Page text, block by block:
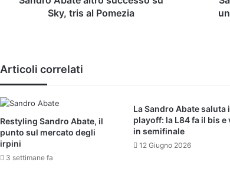
Sky, tris al Pomezia
voglia
Articoli correlati
Restyling Sandro Abate, il
punto sul mercato degli
irpini
3 settimane fa
La Sandro Abate saluta i
playoff: la L84 fa il bis e
in semifinale
12 Giugno 2026